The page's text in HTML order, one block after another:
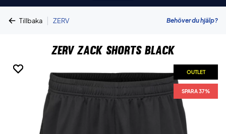
Tillbaka | ZERV Behöver du hjälp?
ZERV Zack Shorts Black
OUTLET
SPARA 37%
OUTLET
SPARA 37%
OUTLET
SPARA 37%